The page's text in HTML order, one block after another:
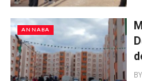
ANNABA
BY